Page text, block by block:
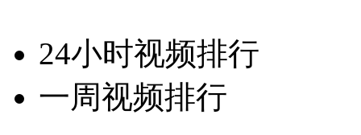
24小时视频排行
一周视频排行